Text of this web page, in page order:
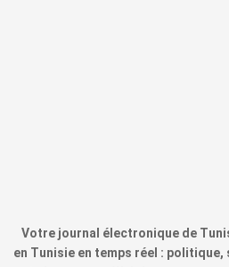
Votre journal électronique de
en Tunisie en temps réel :